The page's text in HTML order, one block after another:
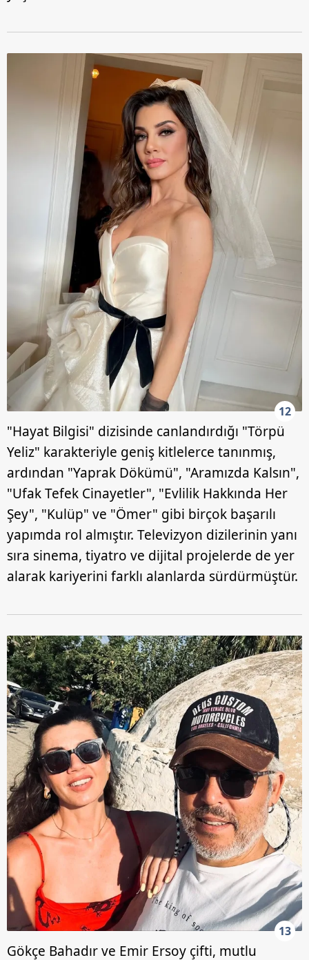
12
"Hayat Bilgisi" dizisinde canlandırdığı "Törpü
Yeliz" karakteriyle geniş kitlelerce tanınmış,
ardından "Yaprak Dökümü", "Aramızda Kalsın",
"Ufak Tefek Cinayetler", "Evlilik Hakkında Her
Şey", "Kulüp" ve "Ömer" gibi birçok başarılı
yapımda rol almıştır. Televizyon dizilerinin yanı
sıra sinema, tiyatro ve dijital projelerde de yer
alarak kariyerini farklı alanlarda sürdürmüştür.
13
Gökçe Bahadır ve Emir Ersoy çifti, mutlu